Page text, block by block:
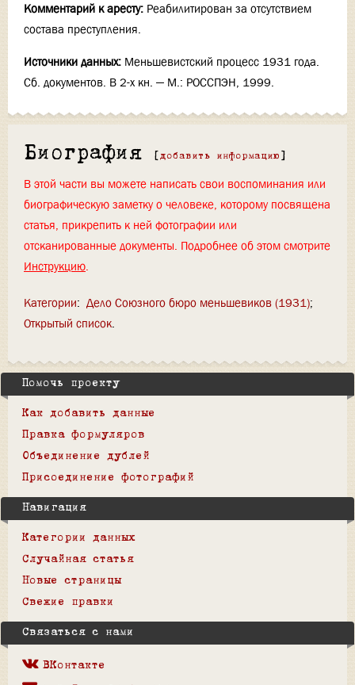
Комментарий к аресту: Реабилитирован за отсутствием
состава преступления.
Источники данных: Меньшевистский процесс 1931 года.
Сб. документов. В 2-х кн. — М.: РОССПЭН, 1999.
Биография [ добавить информацию ]
В этой части вы можете написать свои воспоминания или
биографическую заметку о человеке, которому посвящена
статья, прикрепить к ней фотографии или
отсканированные документы. Подробнее об этом смотрите
Инструкцию.
Категории: Дело Союзного бюро меньшевиков (1931)
Открытый список
Помочь проекту
Как добавить данные
Правка формуляров
Объединение дублей
Присоединение фотографий
Навигация
Категории данных
Случайная статья
Новые страницы
Свежие правки
Связаться с нами
ВКонтакте